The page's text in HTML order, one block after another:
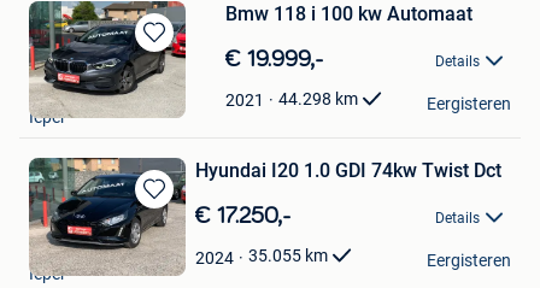
Bewaren
in
Mijn
Favorieten
Bmw 118 i 100 kw Automaat
€ 19.999,- Details
2021 44.298 km
forrest
Ieper
Eergisteren
Bewaren
in
Mijn
Favorieten
Hyundai I20 1.0 GDI 74kw Twist Dct
€ 17.250,- Details
2024 35.055 km
forrest
Ieper
Eergisteren